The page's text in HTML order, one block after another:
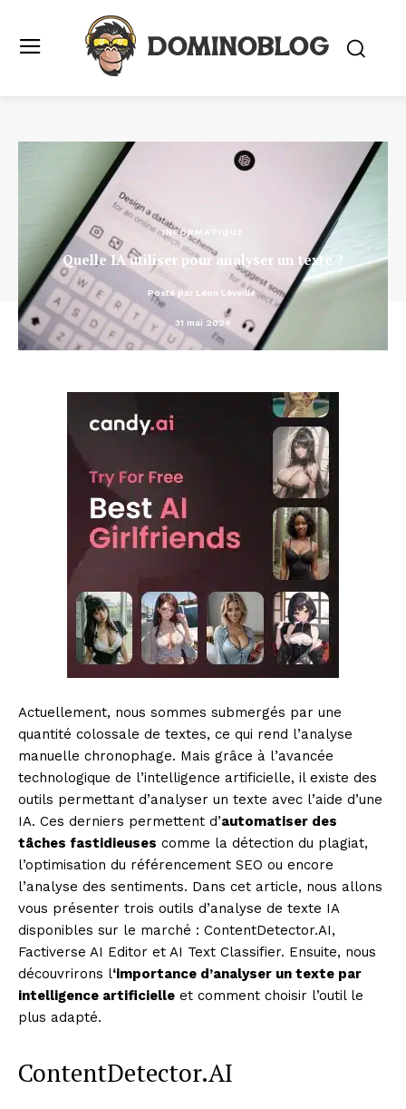
INFORMATIQUE
Quelle IA utiliser pour analyser un texte ?
Posté par Léon Léveillé
31 mai 2024
Actuellement, nous sommes submergés par une
quantité colossale de textes, ce qui rend l’analyse
manuelle chronophage. Mais grâce à l’avancée
technologique de l’intelligence artificielle, il existe des
outils permettant d’analyser un texte avec l’aide d’une
IA. Ces derniers permettent d’automatiser des
tâches fastidieuses comme la détection du plagiat,
l’optimisation du référencement SEO ou encore
l’analyse des sentiments. Dans cet article, nous allons
vous présenter trois outils d’analyse de texte IA
disponibles sur le marché : ContentDetector.AI,
Factiverse AI Editor et AI Text Classifier. Ensuite, nous
découvrirons l‘importance d’analyser un texte par
intelligence artificielle et comment choisir l’outil le
plus adapté.
ContentDetector.AI